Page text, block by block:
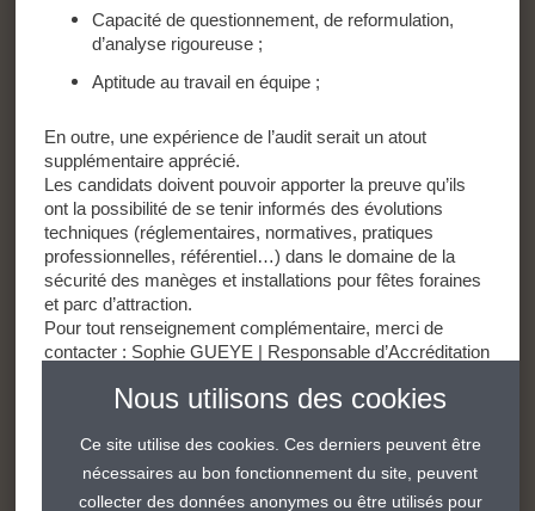
Capacité de questionnement, de reformulation,
d’analyse rigoureuse ;
Aptitude au travail en équipe ;
En outre, une expérience de l’audit serait un atout
supplémentaire apprécié.
Les candidats doivent pouvoir apporter la preuve qu’ils
ont la possibilité de se tenir informés des évolutions
techniques (réglementaires, normatives, pratiques
professionnelles, référentiel…) dans le domaine de la
sécurité des manèges et installations pour fêtes foraines
et parc d’attraction.
Pour tout renseignement complémentaire, merci de
contacter : Sophie GUEYE | Responsable d’Accréditation
Nous utilisons des cookies
Ce site utilise des cookies. Ces derniers peuvent être
nécessaires au bon fonctionnement du site, peuvent
collecter des données anonymes ou être utilisés pour